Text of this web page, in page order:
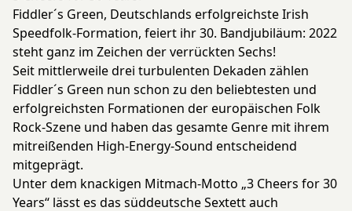
Fiddler´s Green, Deutschlands erfolgreichste Irish
Speedfolk-Formation, feiert ihr 30. Bandjubiläum: 2022
steht ganz im Zeichen der verrückten Sechs!
Seit mittlerweile drei turbulenten Dekaden zählen
Fiddler´s Green nun schon zu den beliebtesten und
erfolgreichsten Formationen der europäischen Folk
Rock-Szene und haben das gesamte Genre mit ihrem
mitreißenden High-Energy-Sound entscheidend
mitgeprägt.
Unter dem knackigen Mitmach-Motto „3 Cheers for 30
Years“ lässt es das süddeutsche Sextett auch